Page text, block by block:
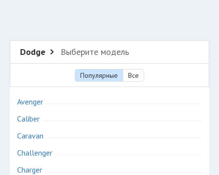
Dodge Выберите модель
Популярные Все
Avenger
Caliber
Caravan
Challenger
Charger